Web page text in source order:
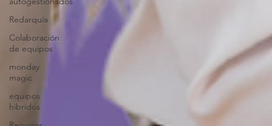
Redarquía
Colaboración
de equipos
monday
magic
equipos
hibridos